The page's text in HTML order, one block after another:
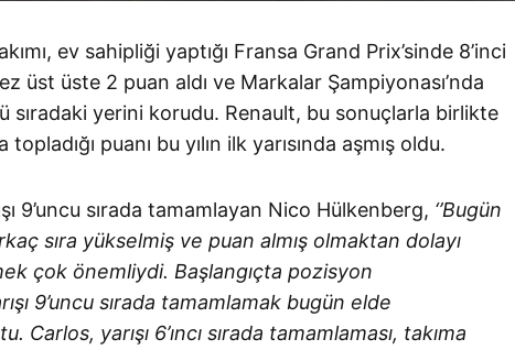
ev sahipliği yaptığı Fransa Grand Prix’sinde 8’inci
üst üste 2 puan aldı ve Markalar Şampiyonası’nda
sıradaki yerini korudu. Renault, bu sonuçlarla birlikte
puanı bu yılın ilk yarısında aşmış oldu.
9’uncu sırada tamamlayan Nico Hülkenberg, ‘’Bugün
sıra yükselmiş ve puan almış olmaktan dolayı
çok önemliydi. Başlangıçta pozisyon
9’uncu sırada tamamlamak bugün elde
yarışı 6’ıncı sırada tamamlaması, takıma